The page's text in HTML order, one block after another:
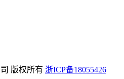
版权所有 浙ICP备18055426